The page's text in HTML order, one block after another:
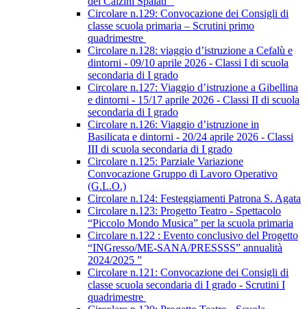
Circolare n.129: Convocazione dei Consigli di
classe scuola primaria – Scrutini primo
quadrimestre
Circolare n.128: viaggio d’istruzione a Cefalù e
dintorni - 09/10 aprile 2026 - Classi I di scuola
secondaria di I grado
Circolare n.127: Viaggio d’istruzione a Gibellina
e dintorni - 15/17 aprile 2026 - Classi II di scuola
secondaria di I grado
Circolare n.126: Viaggio d’istruzione in
Basilicata e dintorni - 20/24 aprile 2026 - Classi
III di scuola secondaria di I grado
Circolare n.125: Parziale Variazione
Convocazione Gruppo di Lavoro Operativo
(G.L.O.)
Circolare n.124: Festeggiamenti Patrona S. Agata
Circolare n.123: Progetto Teatro - Spettacolo
“Piccolo Mondo Musica” per la scuola primaria
Circolare n.122 : Evento conclusivo del Progetto
“INGresso/ME-SANA/PRESSSS” annualità
2024/2025 ”
Circolare n.121: Convocazione dei Consigli di
classe scuola secondaria di I grado - Scrutini I
quadrimestre